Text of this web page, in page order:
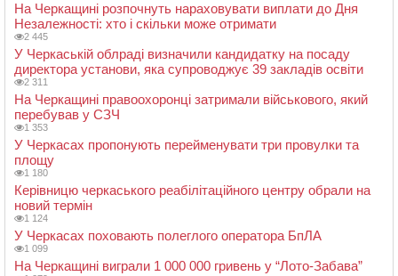
На Черкащині розпочнуть нараховувати виплати до Дня
Незалежності: хто і скільки може отримати
2 445
У Черкаській облраді визначили кандидатку на посаду
директора установи, яка супроводжує 39 закладів освіти
2 311
На Черкащині правоохоронці затримали військового, який
перебував у СЗЧ
1 353
У Черкасах пропонують перейменувати три провулки та
площу
1 180
Керівницю черкаського реабілітаційного центру обрали на
новий термін
1 124
У Черкасах поховають полеглого оператора БпЛА
1 099
На Черкащині виграли 1 000 000 гривень у “Лото-Забава”